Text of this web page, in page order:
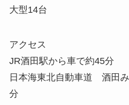
大型14台
アクセス
JR酒田駅から車で約45分
日本海東北自動車道 酒田
分